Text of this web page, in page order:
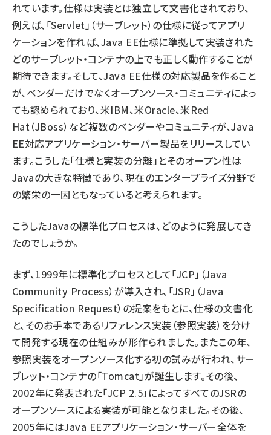
れています。仕様は実装とは独立して文書化されており、
例えば、「Servlet」（サーブレット）の仕様に従ってアプリ
ケーションを作れば、Java EE仕様に準拠して実装された
どのサーブレット・コンテナの上でも正しく動作することが
期待できます。そして、Java EE仕様の対応製品を作ること
が、ベンダーだけでなくオープンソース・コミュニティによっ
ても認められており、米IBM、米Oracle、米Red
Hat（JBoss）など複数のベンダーやコミュニティが、Java
EE対応アプリケーション・サーバー製品をリリースしてい
ます。こうした「仕様と実装の分離」とそのオープン性は
Javaの大きな特徴であり、現在のエンタープライズ分野で
の繁栄の一因ともなっていると考えられます。
こうしたJavaの標準化プロセスは、どのように発展してき
たのでしょうか。
まず、1999年に標準化プロセスとして「JCP」（Java
Community Process）が導入され、「JSR」（Java
Specification Request）の提案をもとに、仕様の文書化
と、そのお手本であるリファレンス実装（参照実装）を分け
て開発する現在の仕組みが形作られました。またこの年、
参照実装をオープンソース化する初の試みが行われ、サー
ブレット・コンテナの「Tomcat」が誕生します。その後、
2002年に発表された「JCP 2.5」によってすべてのJSRの
オープンソースによる実装が可能となりました。その後、
2005年にはJava EEアプリケーション・サーバー全体を